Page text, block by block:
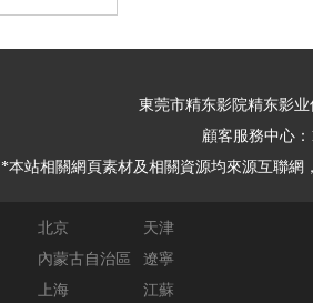
東莞市精东影院精东影
顧客服務中心
*本站相關網頁素材及相關資源均來源互聯網
北京
天津
內蒙古自治區
遼寧
上海
江蘇